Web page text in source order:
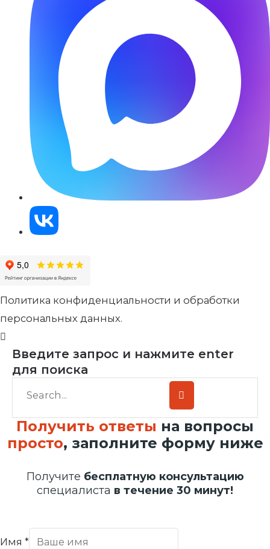
Политика конфиденциальности и обработки
персональных данных.
Введите запрос и нажмите enter
для поиска
Получить ответы на вопросы
просто, заполните форму ниже
Получите бесплатную консультацию
специалиста в течение 30 минут!
Имя *